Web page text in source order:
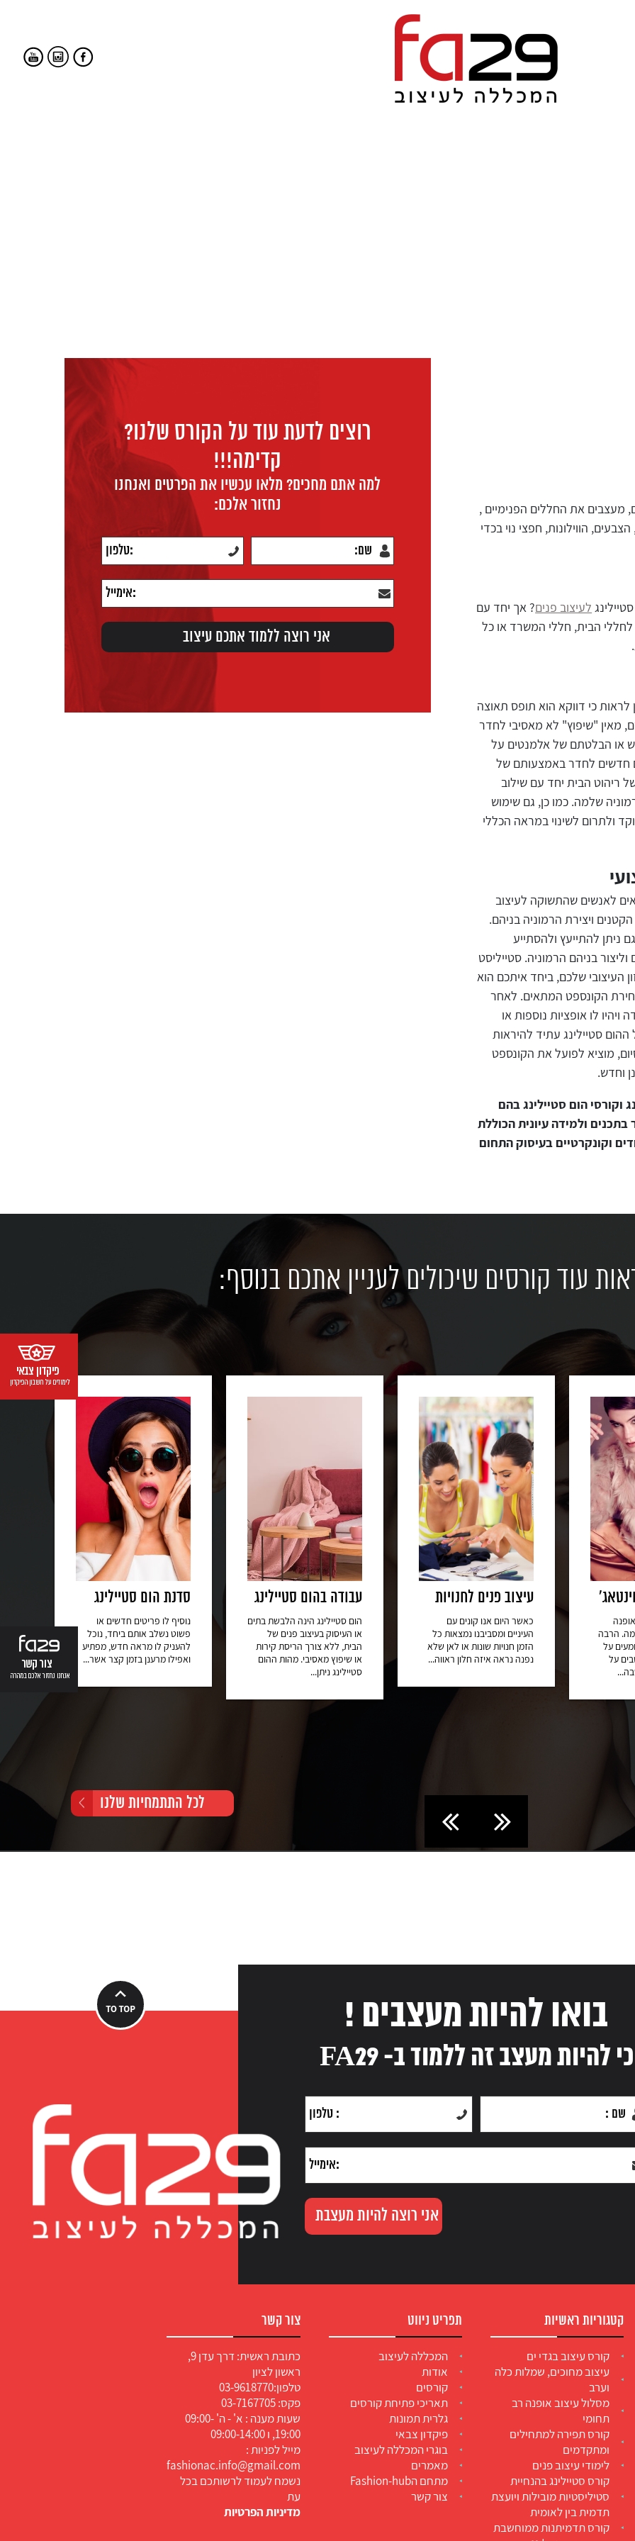
מעצבים את החללים הפנימיים ,
הווילונות, חפצי נוי בכדי
לעיצוב פנים? אך יחד עם
הבית, חללי המשרד או כל
כי דווקא הוא תופס תאוצה
מאין "שיפוץ" לא מאסיבי לחדר
או הבלטתם של אלמנטים על
חדשים לחדר באמצעותם של
ריהוט הבית יחד עם שילוב
שלמה. כמו כן, גם שימוש
ולתרום לשינוי במראה הכללי
לאנשים שהתשוקה לעיצוב
ויצירת הרמוניה בניהם.
ניתן להתייעץ ולהסתייע
בניהם הרמוניה. סטייליסט
העיצובי שלכם, ביחד איתכם הוא
הקונספט המתאים. לאחר
לו אופציות נוספות או
ההום סטיילינג עתיד להיראות
מוציא לפועל את הקונספט
וחדש.
וקורסי הום סטיילינג בהם
ולמידה עיונית הכוללת
וקונקרטיים בעיסוק התחום
רוצים לדעת עוד על הקורס שלנו?
קדימה!!!
למה אתם מחכים? מלאו עכשיו את הפרטים ואנחנו
נחזור אלכם:
עוד קורסים שיכולים לעניין אתכם בנוסף:
הרבה
על
על
עיצוב פנים לחנויות
כאשר היום אנו קונים עם
העיניים ומסביבנו נמצאות כל
הזמן חנויות שונות או לאן שלא
נפנה נראה איזה חלון ראווה...
עבודה בהום סטיילינג
הום סטיילינג הינה הלבשת בתים
או העיסוק בעיצוב פנים של
הבית, ללא צורך הריסת קירות
או שיפוץ מאסיבי. מהות ההום
סטיילינג ניתן...
סדנת הום סטיילינג
נוסיף לו פריטים חדשים או
פשוט נשלב אותם ביחד, נוכל
להעניק לו מראה חדש, מפתיע
ואפילו מרענן בזמן קצר אשר...
לכל התתמחיות שלנו
בואו להיות מעצבים !
כי להיות מעצב זה ללמוד ב- FA29
קטגוריות ראשיות
קורס עיצוב בגדי ים
עיצוב מחוכים, שמלות כלה
וערב
מסלול עיצוב אופנה רב
תחומי
קורס תפירה למתחילים
ומתקדמים
לימודי עיצוב פנים
קורס סטיילינג בהנחיית
סטיליסטיות מובילות ויועצת
תדמית בין לאומית
קורס תדמיתנות ממוחשבת
תפריט ניווט
המכללה לעיצוב
אודות
קורסים
תאריכי פתיחת קורסים
גלרית תמונות
פיקדון צבאי
בוגרי המכללה לעיצוב
מאמרים
מתחם הFashion-hub
צור קשר
צור קשר
כתובת ראשית: דרך עדן 9,
ראשון לציון
טלפון:03-9618770
פקס: 03-7167705
שעות מענה : א' - ה' 09:00-
19:00, ו 09:00-14:00
מייל לפניות :
fashionac.info@gmail.com
נשמח לעמוד לרשותכם בכל
עת
מדיניות הפרטיות